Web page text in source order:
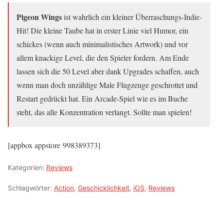
Pigeon Wingsist wahrlich ein kleiner Überraschungs-Indie-
Hit! Die kleine Taube hat in erster Linie viel Humor, ein
schickes (wenn auch minimalistisches Artwork) und vor
allem knackige Level, die den Spieler fordern. Am Ende
lassen sich die 50 Level aber dank Upgrades schaffen, auch
wenn man doch unzählige Male Flugzeuge geschrottet und
Restart gedrückt hat. Ein Arcade-Spiel wie es im Buche
steht, das alle Konzentration verlangt. Sollte man spielen!
[appbox appstore 998389373]
Kategorien: Reviews
Schlagwörter: Action, Geschicklichkeit, iOS, Reviews